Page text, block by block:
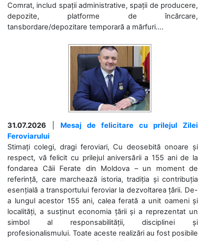
Comrat, includ spații administrative, spații de producere,
depozite, platforme de încărcare,
tansbordare/depozitare temporară a mărfuri....
31.07.2026
Mesaj de felicitare cu prilejul Zilei
Feroviarului
Stimați colegi, dragi feroviari, Cu deosebită onoare și
respect, vă felicit cu prilejul aniversării a 155 ani de la
fondarea Căii Ferate din Moldova – un moment de
referință, care marchează istoria, tradiția și contribuția
esențială a transportului feroviar la dezvoltarea țării. De-
a lungul acestor 155 ani, calea ferată a unit oameni și
localități, a susținut economia țării și a reprezentat un
simbol al responsabilității, disciplinei și
profesionalismului. Toate aceste realizări au fost posibile